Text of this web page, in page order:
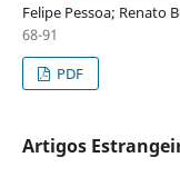
Felipe Pessoa; Renato
68-91
PDF
Artigos